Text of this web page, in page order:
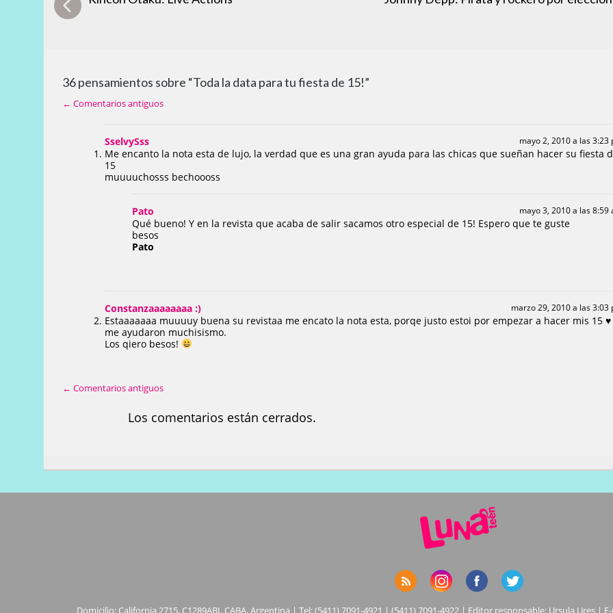
36 pensamientos sobre “Toda la data para tu fiesta de 15!”
← Comentarios antiguos
SselvySss mayo 2, 2010 a las 3:23
Me encanto la nota esta de lujo, la verdad que es una gran ayuda para las chicas que sueñan hacer su fiesta
15
muuuuchosss bechoooss
Pato mayo 3, 2010 a las 8:59
Qué bueno! Y en la revista que acaba de salir sacamos otro especial de 15! Espero que te guste
besos
Pato
Constanzaaaaaaaa :) marzo 29, 2010 a las 3:03
Estaaaaaaa muuuuy buena su revistaa me encato la nota esta, porqe justo estoi por empezar a hacer mis 15 ♥
me ayudaron muchisismo.
Los qiero besos!
← Comentarios antiguos
Los comentarios están cerrados.
Domicilio: California 2715, C1289ABI, CABA, Argentina | Tel: (5411) 7091-4921 | (5411) 7091-4922 | Editor responsable: Ursula Ures |